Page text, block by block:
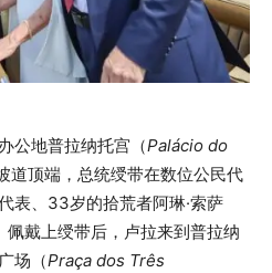
公地普拉纳托宫（Palácio do
道顶端，总统绶带在数位公民代
表、33岁的拾荒者阿琳·索萨
佩戴上绶带后，卢拉来到普拉纳
场（Praça dos Três